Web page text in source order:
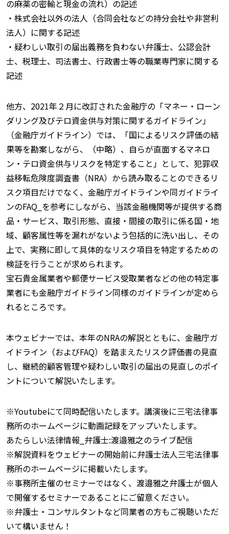
の麻薬の密輸と現金の流れ）の記述
・株式会社以外の法人（合同会社などの持分会社や非営利
法人）に関する記述
・疑わしい取引の届出義務を負わない弁護士、公認会計
士、税理士、司法書士、行政書士等の職業専門家に関する
記述
他方、2021年２月に改訂された金融庁の「マネー・ローン
ダリング及びテロ資金供与対策に関するガイドライン」
（金融庁ガイドライン）では、「国によるリスク評価の結
果等を勘案しながら、（中略）、自らが直面するマネロ
ン・テロ資金供与リスクを特定すること」として、犯罪収
益移転危険度調査書（NRA）から読み取ることのできるリ
スク項目だけでなく、金融庁ガイドラインや同ガイドライ
ンのFAQ_を参考にしながら、当該金融機関等が提供する商
品・サービス、取引形態、直接・間接の取引に係る国・地
域、顧客属性等を漏れがないよう包括的に洗い出し、その
上で、実務に即して具体的なリスク項目を特定するための
検証を行うことが求められます。
宝石貴金属業者や郵便サービス受取業者などの他の特定事
業者にも金融庁ガイドライン同様のガイドラインが定めら
れるところです。
本ウェビナーでは、本年のNRAの解説とともに、金融庁ガ
イドライン（およびFAQ）を踏まえたリスク評価書の見直
し、継続的顧客管理や疑わしい取引の届出の見直しのポイ
ントについて解説いたします。
※Youtubeにて同時配信いたします。講演後に三宅法律事
務所のホームページに動画記録をアップいたします。
あたらしい法律情報_弁護士:渡邉雅之のライブ配信
※解説資料をウェビナーの開始前に弁護士法人三宅法律事
務所のホームページに掲載いたします。
※事務所主催のセミナーではなく、渡邉雅之弁護士が個人
で開催するセミナーであることにご留意ください。
※弁護士・コンサルタントなど同業者の方もご視聴いただ
いて構いません！